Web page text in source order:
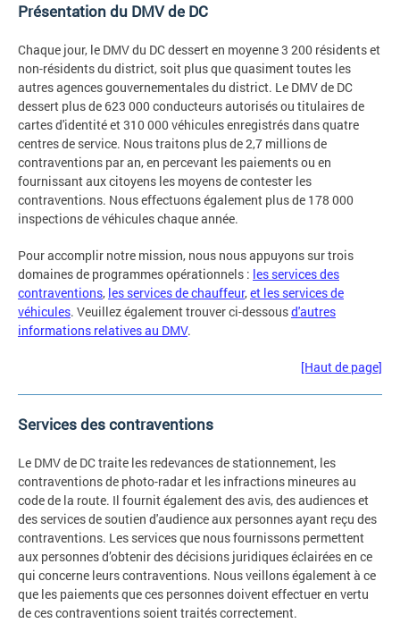
Présentation du DMV de DC
Chaque jour, le DMV du DC dessert en moyenne 3 200 résidents et
non-résidents du district, soit plus que quasiment toutes les
autres agences gouvernementales du district. Le DMV de DC
dessert plus de 623 000 conducteurs autorisés ou titulaires de
cartes d'identité et 310 000 véhicules enregistrés dans quatre
centres de service. Nous traitons plus de 2,7 millions de
contraventions par an, en percevant les paiements ou en
fournissant aux citoyens les moyens de contester les
contraventions. Nous effectuons également plus de 178 000
inspections de véhicules chaque année.
Pour accomplir notre mission, nous nous appuyons sur trois
domaines de programmes opérationnels : les services des
contraventions, les services de chauffeur,et les services de
véhicules. Veuillez également trouver ci-dessousd'autres
informations relatives au DMV.
[Haut de page]
Services des contraventions
Le DMV de DC traite les redevances de stationnement, les
contraventions de photo-radar et les infractions mineures au
code de la route. Il fournit également des avis, des audiences et
des services de soutien d'audience aux personnes ayant reçu des
contraventions. Les services que nous fournissons permettent
aux personnes d’obtenir des décisions juridiques éclairées en ce
qui concerne leurs contraventions. Nous veillons également à ce
que les paiements que ces personnes doivent effectuer en vertu
de ces contraventions soient traités correctement.